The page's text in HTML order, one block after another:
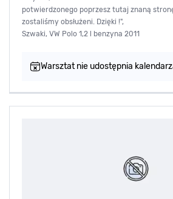
potwierdzonego poprzesz tutaj znaną
zostaliśmy obsłużeni. Dzięki !",
Szwaki, VW Polo 1,2 l benzyna 2011
Warsztat nie udostępnia